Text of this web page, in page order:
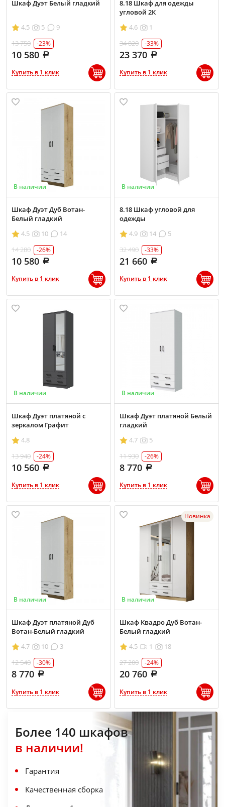
Шкаф Дуэт Белый гладкий
4.5 5
9
13 750
-23%
10 580
Купить в 1 клик
8.18 Шкаф для одежды
угловой 2К
4.6
1
34 820
-33%
23 370
Купить в 1 клик
В наличии
Шкаф Дуэт Дуб Вотан-
Белый гладкий
4.5
10
14
14 280
-26%
10 580
Купить в 1 клик
В наличии
8.18 Шкаф угловой для
одежды
4.9
14
5
32 490
-33%
21 660
Купить в 1 клик
В наличии
Шкаф Дуэт платяной с
зеркалом Графит
4.8
13 940
-24%
10 560
Купить в 1 клик
В наличии
Шкаф Дуэт платяной Белый
гладкий
4.7
5
11 930
-26%
8 770
Купить в 1 клик
В наличии
Шкаф Дуэт платяной Дуб
Вотан-Белый гладкий
4.7
10
3
12 540
-30%
8 770
Купить в 1 клик
Новинка
В наличии
Шкаф Квадро Дуб Вотан-
Белый гладкий
4.5
1
18
27 200
-24%
20 760
Купить в 1 клик
Более 140 шкафов
в наличии!
Гарантия
Качественная сборка